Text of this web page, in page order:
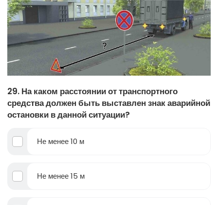
29. На каком расстоянии от транспортного
средства должен быть выставлен знак аварийной
остановки в данной ситуации?
Не менее 10 м
Не менее 15 м